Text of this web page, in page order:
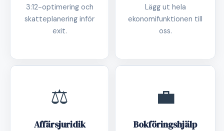
3:12-optimering och
skatteplanering inför
exit.
Lägg ut hela
ekonomifunktionen till
oss.
⚖️
Affärsjuridik
💼
Bokföringshjälp